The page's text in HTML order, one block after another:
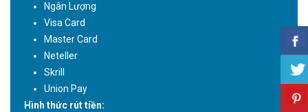
Ngân Lượng
Visa Card
Master Card
Neteller
Skrill
Union Pay
Hình thức rút tiền: